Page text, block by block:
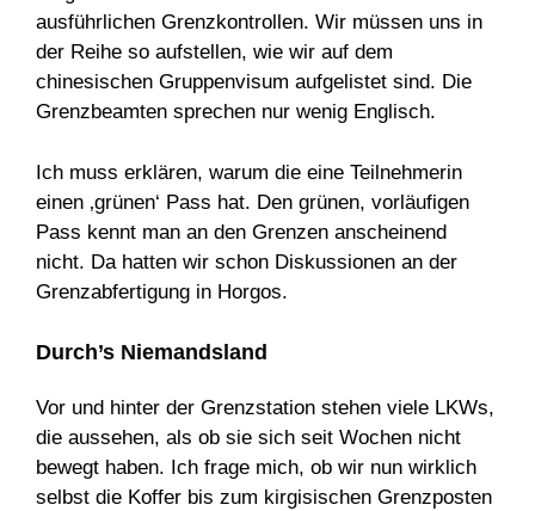
ausführlichen Grenzkontrollen. Wir müssen uns in
der Reihe so aufstellen, wie wir auf dem
chinesischen Gruppenvisum aufgelistet sind. Die
Grenzbeamten sprechen nur wenig Englisch.
Ich muss erklären, warum die eine Teilnehmerin
einen ‚grünen‘ Pass hat. Den grünen, vorläufigen
Pass kennt man an den Grenzen anscheinend
nicht. Da hatten wir schon Diskussionen an der
Grenzabfertigung in Horgos.
Durch’s Niemandsland
Vor und hinter der Grenzstation stehen viele LKWs,
die aussehen, als ob sie sich seit Wochen nicht
bewegt haben. Ich frage mich, ob wir nun wirklich
selbst die Koffer bis zum kirgisischen Grenzposten